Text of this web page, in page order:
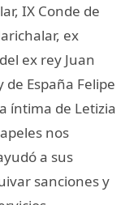
IX Conde de
ex
ex rey Juan
España Felipe
íntima de Letizia
nos
a sus
sanciones y